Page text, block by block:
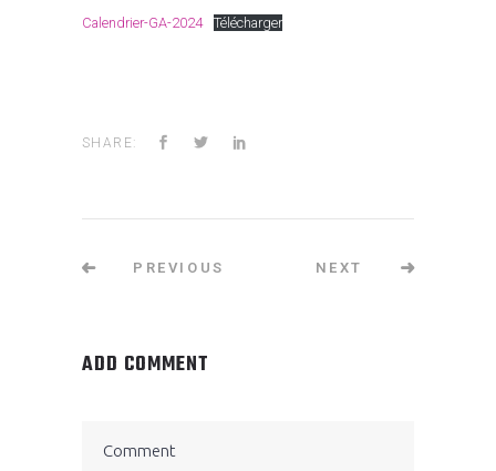
Calendrier-GA-2024 Télécharger
SHARE:
PREVIOUS NEXT
ADD COMMENT